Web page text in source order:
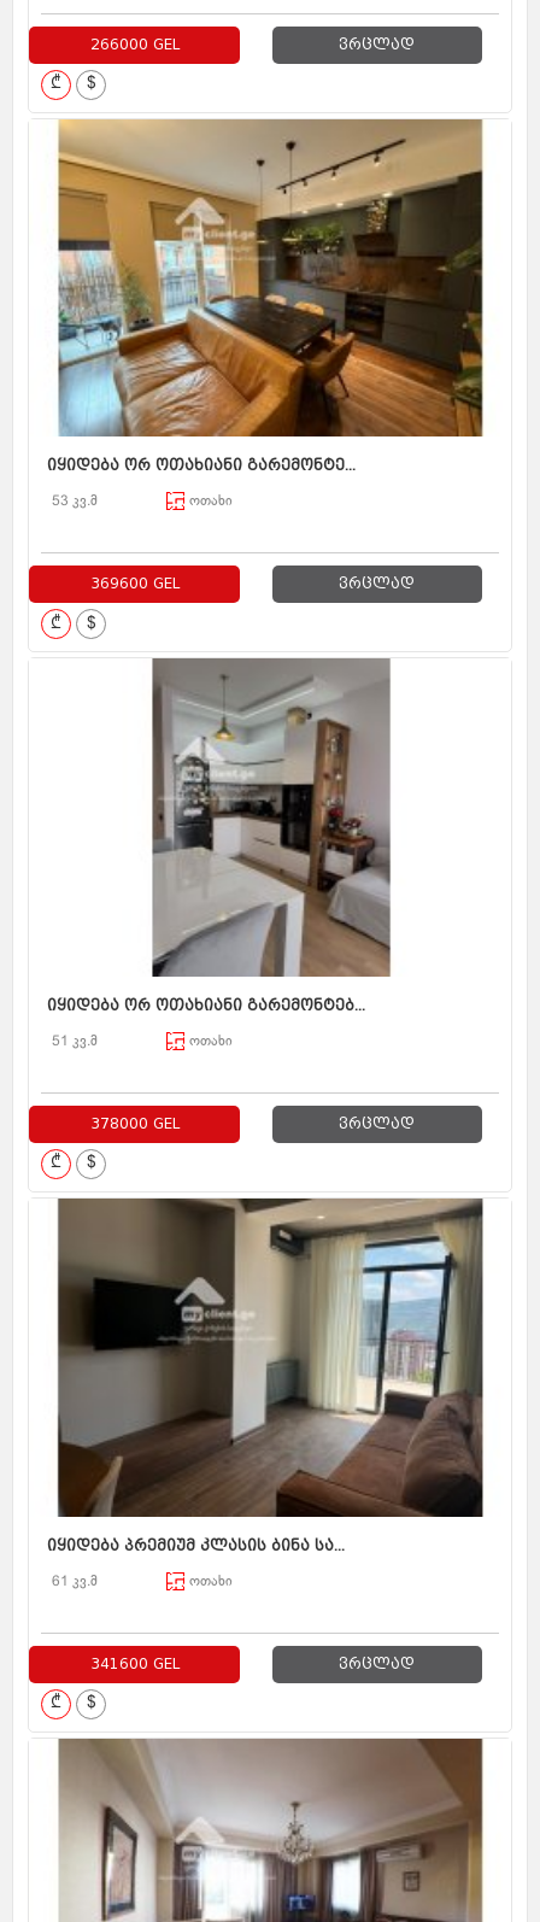
266000 GEL ვრცლად
₾ $
იყიდება ორ ოთახიანი გარემონტე...
53 კვ.მ ოთახი
369600 GEL ვრცლად
₾ $
იყიდება ორ ოთახიანი გარემონტებ...
51 კვ.მ ოთახი
378000 GEL ვრცლად
₾ $
იყიდება პრემიუმ კლასის ბინა სა...
61 კვ.მ ოთახი
341600 GEL ვრცლად
₾ $